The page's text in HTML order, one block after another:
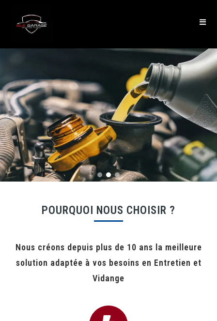
POURQUOI NOUS CHOISIR ?
Nous créons depuis plus de 10 ans la meilleure
solution adaptée à vos besoins en Entretien et
Vidange